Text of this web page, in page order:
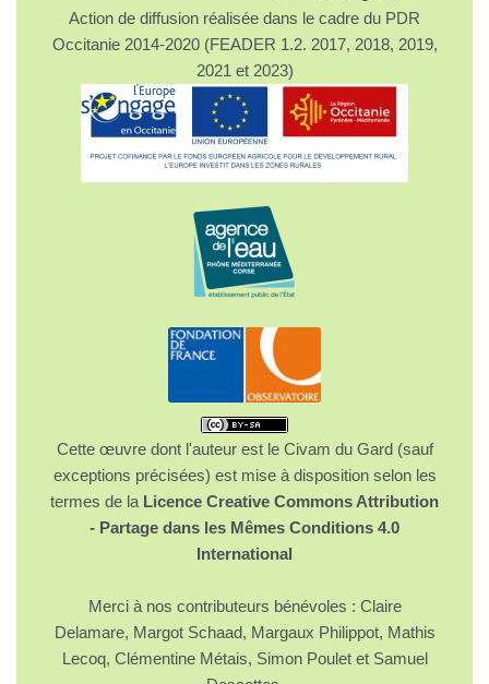
Action de diffusion réalisée dans le cadre du PDR
Occitanie 2014-2020 (FEADER 1.2. 2017, 2018, 2019,
2021 et 2023)
Cette œuvre dont l'auteur est le Civam du Gard (sauf
exceptions précisées) est mise à disposition selon les
termes de la Licence Creative Commons Attribution
- Partage dans les Mêmes Conditions 4.0
International
Merci à nos contributeurs bénévoles : Claire
Delamare, Margot Schaad, Margaux Philippot, Mathis
Lecoq, Clémentine Métais, Simon Poulet et Samuel